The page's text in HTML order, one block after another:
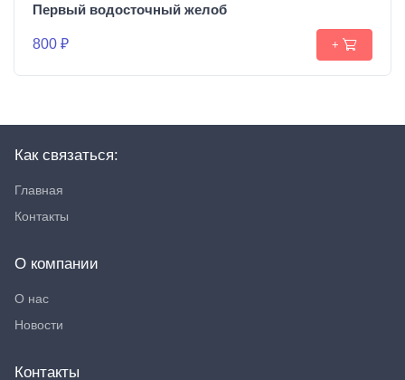
Первый водосточный желоб
800 ₽ +
Как связаться:
Главная
Контакты
О компании
О нас
Новости
Контакты